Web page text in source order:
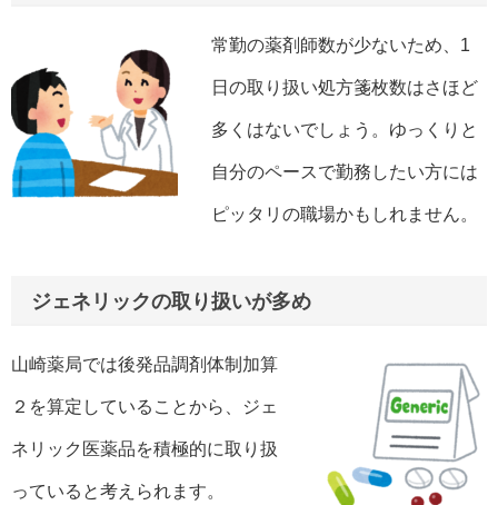
常勤の薬剤師数が少ないため、1
日の取り扱い処方箋枚数はさほど
多くはないでしょう。ゆっくりと
自分のペースで勤務したい方には
ピッタリの職場かもしれません。
ジェネリックの取り扱いが多め
山崎薬局では後発品調剤体制加算
２を算定していることから、ジェ
ネリック医薬品を積極的に取り扱
っていると考えられます。